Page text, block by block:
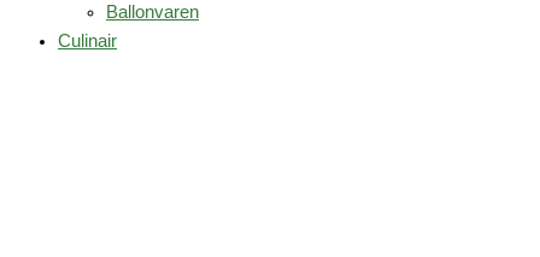
Ballonvaren
Culinair